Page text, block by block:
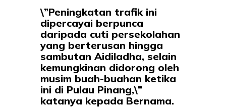
\”Peningkatan trafik ini
dipercayai berpunca
daripada cuti persekolahan
yang berterusan hingga
sambutan Aidiladha, selain
kemungkinan didorong oleh
musim buah-buahan ketika
ini di Pulau Pinang,\”
katanya kepada Bernama.